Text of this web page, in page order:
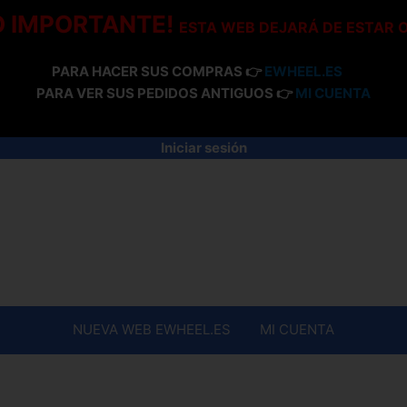
IMPORTANTE! ESTA WEB DEJARÁ DE ESTAR
PARA HACER SUS COMPRAS 👉 EWHEEL.ES
PARA VER SUS PEDIDOS ANTIGUOS 👉 MI CUENTA
Iniciar sesión
NUEVA WEB EWHEEL.ES MI CUENTA